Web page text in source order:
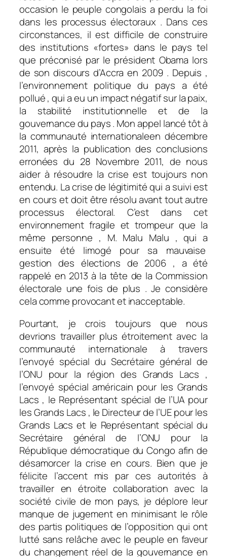
occasion le peuple congolais a perdu la foi
dans les processus électoraux . Dans ces
circonstances, il est difficile de construire
des institutions «fortes» dans le pays tel
que préconisé par le président Obama lors
de son discours d’Accra en 2009 . Depuis ,
l’environnement politique du pays a été
pollué , qui a eu un impact négatif sur la paix,
la stabilité institutionnelle et de la
gouvernance du pays . Mon appel lancé tôt à
la communauté internationaleen décembre
2011, après la publication des conclusions
erronées du 28 Novembre 2011, de nous
aider à résoudre la crise est toujours non
entendu. La crise de légitimité qui a suivi est
en cours et doit être résolu avant tout autre
processus électoral. C’est dans cet
environnement fragile et trompeur que la
même personne , M. Malu Malu , qui a
ensuite été limogé pour sa mauvaise
gestion des élections de 2006 , a été
rappelé en 2013 à la tête de la Commission
électorale une fois de plus . Je considère
cela comme provocant et inacceptable.
Pourtant, je crois toujours que nous
devrions travailler plus étroitement avec la
communauté internationale à travers
l’envoyé spécial du Secrétaire général de
l’ONU pour la région des Grands Lacs ,
l’envoyé spécial américain pour les Grands
Lacs , le Représentant spécial de l’UA pour
les Grands Lacs , le Directeur de l’UE pour les
Grands Lacs et le Représentant spécial du
Secrétaire général de l’ONU pour la
République démocratique du Congo afin de
désamorcer la crise en cours. Bien que je
félicite l’accent mis par ces autorités à
travailler en étroite collaboration avec la
société civile de mon pays, je déplore leur
manque de jugement en minimisant le rôle
des partis politiques de l’opposition qui ont
lutté sans relâche avec le peuple en faveur
du changement réel de la gouvernance en